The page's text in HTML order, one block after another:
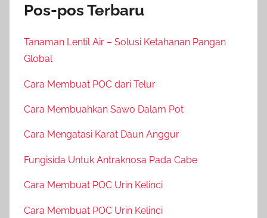
Pos-pos Terbaru
Tanaman Lentil Air – Solusi Ketahanan Pangan
Global
Cara Membuat POC dari Telur
Cara Membuahkan Sawo Dalam Pot
Cara Mengatasi Karat Daun Anggur
Fungisida Untuk Antraknosa Pada Cabe
Cara Membuat POC Urin Kelinci
Cara Membuat POC Urin Kelinci